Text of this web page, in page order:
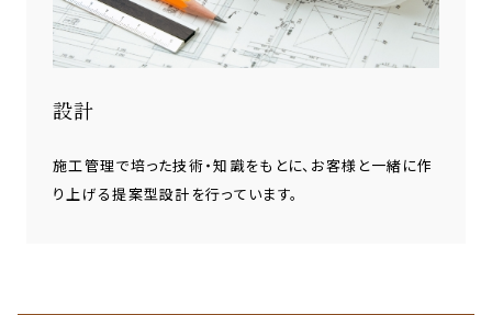
設計
施工管理で培った技術・知識をもとに、お客様と一緒に作
り上げる提案型設計を行っています。